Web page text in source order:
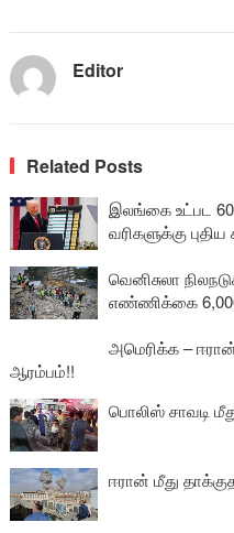
Editor
Related Posts
இலங்கை உட்பட
வரிகளுக்கு
வெனிசுலா
எண்ணிக்கை
அமெரிக்க –
ஆரம்பம்!!
பொலிஸ் சாவடி
ஈரான் மீது